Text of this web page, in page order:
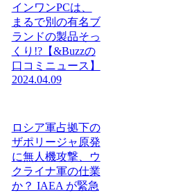
インワンPCは、
まるで別の有名ブ
ランドの製品そっ
くり!?【&Buzzの
口コミニュース】
2024.04.09
ロシア軍占拠下の
ザポリージャ原発
に無人機攻撃、ウ
クライナ軍の仕業
か？ IAEA が緊急